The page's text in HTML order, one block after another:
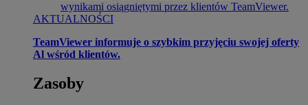
wynikami osiągniętymi przez klientów TeamViewer.
AKTUALNOŚCI
TeamViewer informuje o szybkim przyjęciu swojej oferty
Al wśród klientów.
Zasoby